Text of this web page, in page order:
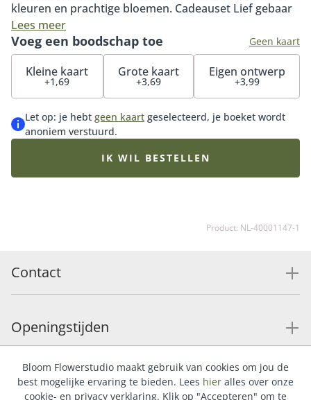
kleuren en prachtige bloemen. Cadeauset Lief gebaar
is het perfecte geschenk om iemand écht mee te
verrassen. Het boeket wordt geleverd inclusief vaas
zodat de ontvanger direct kan genieten van dit
prachtige, sfeervolle boeket.
Lees meer
Voeg een boodschap toe Geen kaart
Kleine kaart
+1,69
Grote kaart
+3,69
Eigen ontwerp
+3,99
Let op: je hebt geen kaart geselecteerd, je boeket wordt
anoniem verstuurd.
IK WIL BESTELLEN
Product: NL-40001147-1
Contact
Openingstijden
Service
Bloom Flowerstudio maakt gebruik van cookies om jou de
best mogelijke ervaring te bieden. Lees hier alles over onze
cookie- en privacy verklaring. Klik op "Accepteren" om te